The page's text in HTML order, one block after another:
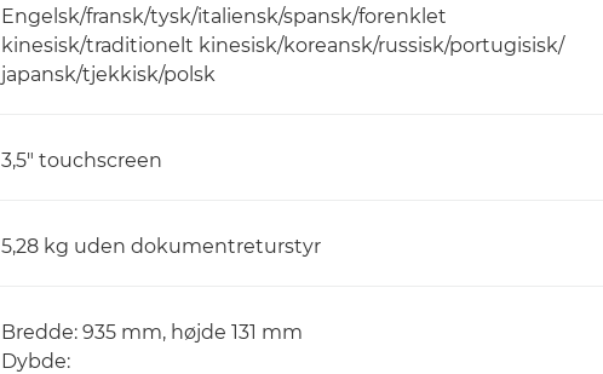
Engelsk/fransk/tysk/italiensk/spansk/forenklet
kinesisk/traditionelt kinesisk/koreansk/russisk/portugisisk/
japansk/tjekkisk/polsk
3,5" touchscreen
5,28 kg uden dokumentreturstyr
Bredde: 935 mm, højde 131 mm
Dybde: